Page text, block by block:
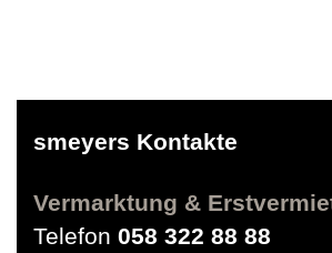
smeyers Kontakte
Vermarktung &
Telefon 058 322 88 88